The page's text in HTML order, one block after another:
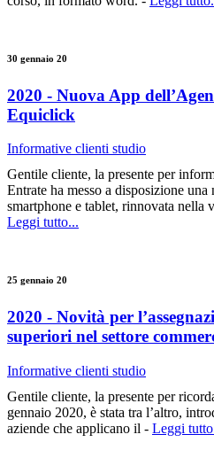
30 gennaio 20
2020 - Nuova App
Equiclick
Informative clienti studio
Gentile cliente, la presente per
Entrate ha messo a disposizione
smartphone e tablet, rinnovata nella
Leggi tutto...
25 gennaio 20
2020 - Novità per
superiori nel settore
Informative clienti studio
Gentile cliente, la presente per
gennaio 2020, è stata tra l’altro,
aziende che applicano il - Leggi